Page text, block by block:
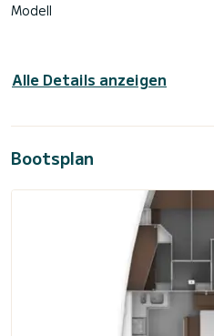
Modell
Alle Details anzeigen
Bootsplan